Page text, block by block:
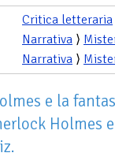
Critica letteraria
Narrativa ⟩
Narrativa ⟩
e la
Holmes